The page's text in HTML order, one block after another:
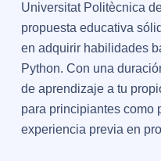
Universitat Politècnica
propuesta educativa
en adquirir habilidades
Python. Con una
de aprendizaje a tu
para principiantes como
experiencia previa en